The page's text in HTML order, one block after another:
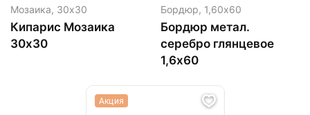
Мозаика, 30х30
Кипарис Мозаика
30х30
Бордюр, 1,60х60
Бордюр метал.
серебро глянцевое
1,6х60
Акция